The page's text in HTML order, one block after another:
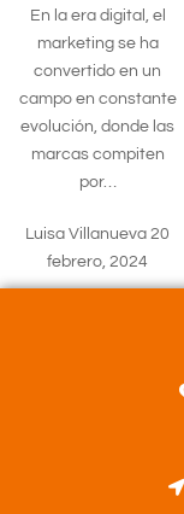
En la era digital, el
marketing se ha
convertido en un
campo en constante
evolución, donde las
marcas compiten
por…
Luisa Villanueva20
febrero, 2024